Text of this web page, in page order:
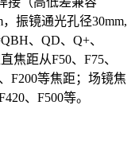
振镜通光孔径30mm,
、QD、Q+、
焦距从F50、F75、
F200等焦距；场镜焦
、F500等。